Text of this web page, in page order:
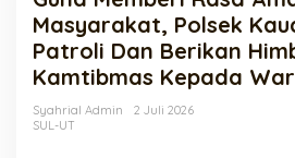
Aman
Kepada
Masyarakat,
Polsek
Kauditan
Lakukan
Masyarakat, Polsek
Patroli Dan Berikan
Kamtibmas Kepada
Syahrial Admin
2 Juli 2026
SUL-UT